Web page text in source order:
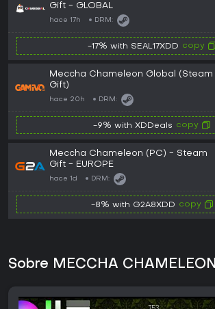
Gift - GLOBAL
hace 17h DRM:
-17% with SEAL17XDD copy
Meccha Chameleon Global (Steam
Gift)
hace 20h DRM:
-9% with XDDeals copy
Meccha Chameleon (PC) - Steam
Gift - EUROPE
hace 1d DRM:
-8% with G2A8XDD copy
Sobre MECCHA CHAMELEON